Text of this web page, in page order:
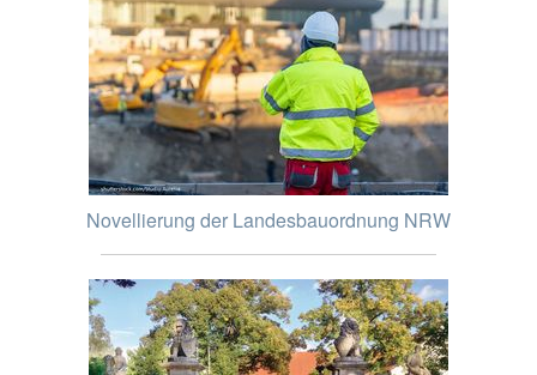
Novellierung der Landesbauordnung NRW